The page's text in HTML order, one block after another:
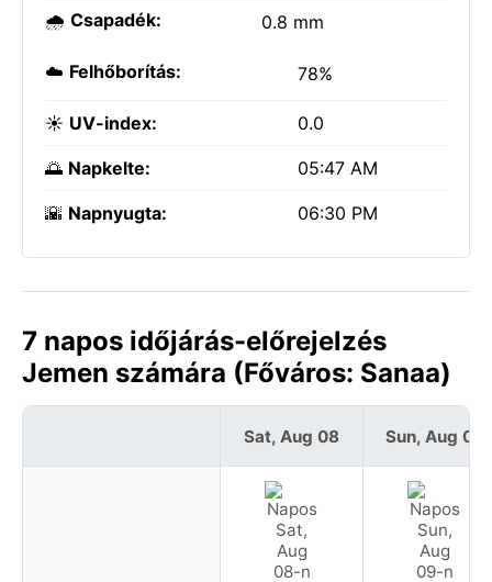
🌧️ Csapadék: 0.8 mm
☁️ Felhőborítás: 78%
☀️ UV-index: 0.0
🌅 Napkelte: 05:47 AM
🌇 Napnyugta: 06:30 PM
7 napos időjárás-előrejelzés
Jemen számára (Főváros: Sanaa)
Sat, Aug 08 Sun, Aug 09